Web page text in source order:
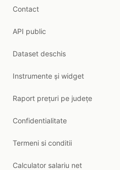
Contact
API public
Dataset deschis
Instrumente și widget
Raport prețuri pe județe
Confidentialitate
Termeni si conditii
Calculator salariu net